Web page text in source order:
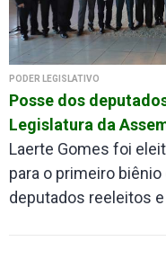
PODER LEGISLATIVO
Posse dos
Legislatura da
Laerte Gomes foi
para o primeiro
deputados reeleitos